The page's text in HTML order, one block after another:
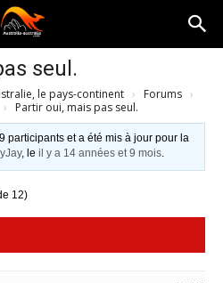
seul.
le pays-continent › Forums ›
› Partir oui, mais pas seul.
participants et a été mis à jour pour la
, leil y a 14 années et 9 mois.
12)